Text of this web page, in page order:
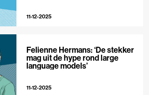
11-12-2025
Felienne Hermans: ‘De stekker
mag uit de hype rond large
language models’
11-12-2025